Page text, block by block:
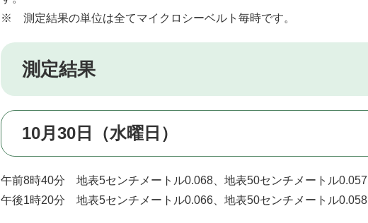
※ 測定結果の単位は全てマイクロシーベルト毎時です。
測定結果
10月30日（水曜日）
午前8時40分 地表5センチメートル0.068、地表50センチメートル0.057
午後1時20分 地表5センチメートル0.066、地表50センチメートル0.058